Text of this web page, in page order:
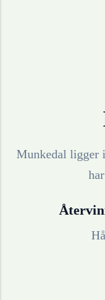
Munkedal ligger